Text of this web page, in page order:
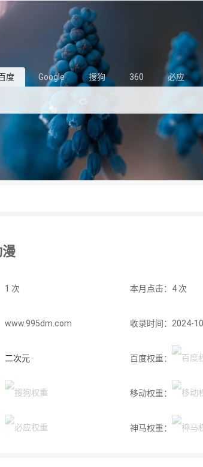
度 Google 搜狗 360 必应
1 次 本月点击：4 次
www.995dm.com 收录时间：2024-
二次元 百度权重：
移动权重：
神马权重：